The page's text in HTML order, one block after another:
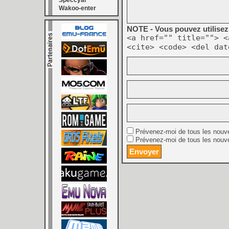
Wakoo-enter
NOTE - Vous pouvez
<a href="" title="">
<cite> <code> <del
Prévenez-moi de tous les
Prévenez-moi de tous les